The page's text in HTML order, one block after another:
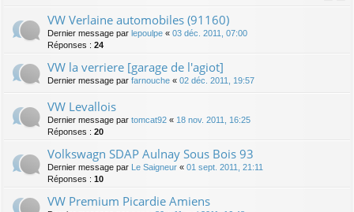
VW Verlaine automobiles (91160)
Dernier message par lepoulpe « 03 déc. 2011, 07:00
Réponses : 24
VW la verriere [garage de l'agiot]
Dernier message par farnouche « 02 déc. 2011, 19:57
VW Levallois
Dernier message par tomcat92 « 18 nov. 2011, 16:25
Réponses : 20
Volkswagn SDAP Aulnay Sous Bois 93
Dernier message par Le Saigneur « 01 sept. 2011, 21:11
Réponses : 10
VW Premium Picardie Amiens